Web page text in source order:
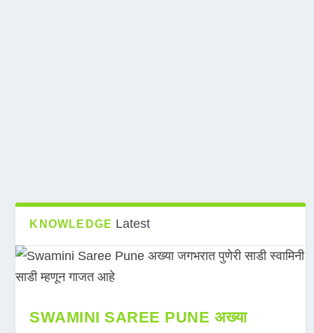
KNOWLEDGE Latest
SWAMINI SAREE PUNE अख्या